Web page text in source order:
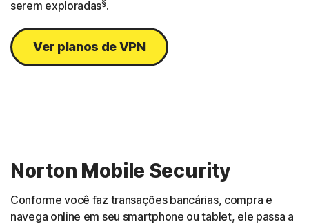
serem exploradas§.
Ver planos de VPN
Norton Mobile Security
Conforme você faz transações bancárias, compra e
navega online em seu smartphone ou tablet, ele passa a